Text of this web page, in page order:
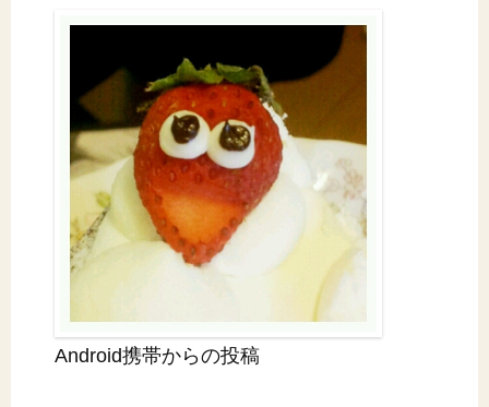
Android携帯からの投稿